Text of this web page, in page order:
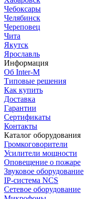
Чебоксары
Челябинск
Череповец
Чита
Якутск
Ярославль
Информация
Об Inter-M
Типовые решения
Как купить
Доставка
Гарантии
Сертификаты
Контакты
Каталог оборудования
Громкоговорители
Усилители мощности
Оповещение о пожаре
Звуковое оборудование
IP-система NCS
Сетевое оборудование